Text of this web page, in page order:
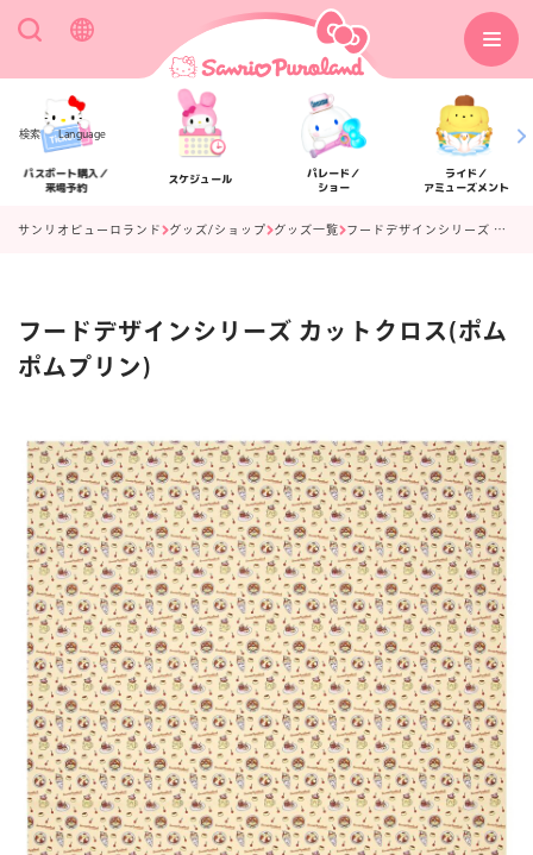
検索 Language
パスポート購入／
来場予約
スケジュール
パレード／
ショー
ライド／
アミューズメント
アクセス フロアマップ
楽しみ方 サービスガイド
よくあるご質問 ニュース
サンリオピューロランド グッズ/ショップ グッズ一覧 フードデザインシリーズ カットクロス(ポムポムプリン)
フードデザインシリーズ カットクロス(ポム
ポムプリン)